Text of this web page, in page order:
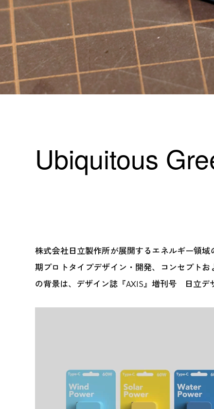
Ubiquitous
株式会社日立製作所が展開するエネルギー領
期プロトタイプデザイン・開発、コンセプト
の背景は、デザイン誌『AXIS』増刊号 日立デ